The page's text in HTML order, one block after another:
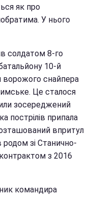
як про
У нього
солдатом 8-го
10-й
ворожого снайпера
Це сталося
зосереджений
пострілів припала
впритул
родом зі Станично-
з 2016
командира